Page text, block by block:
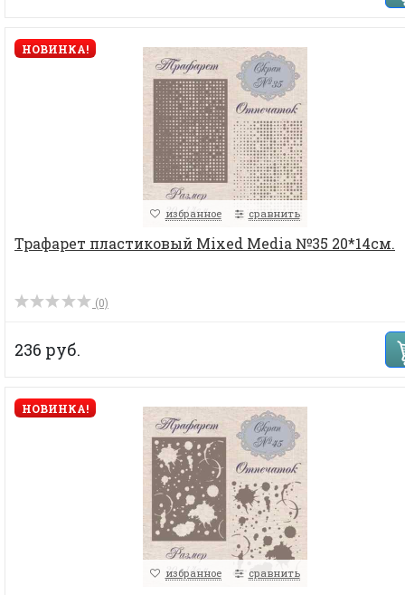
НОВИНКА!
избранное сравнить
Трафарет пластиковый Mixed Media №35 20*14см.
(0)
236 руб.
НОВИНКА!
избранное сравнить